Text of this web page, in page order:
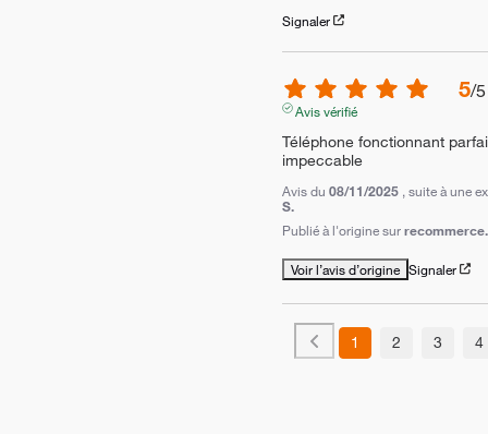
Signaler
5/5
Avis vérifié
Téléphone fonctionnant
impeccable
Avis du 08/11/2025 , suite à une
S.
Publié à l'origine sur
Voir l’avis d’origine Signaler
1 2 3 4